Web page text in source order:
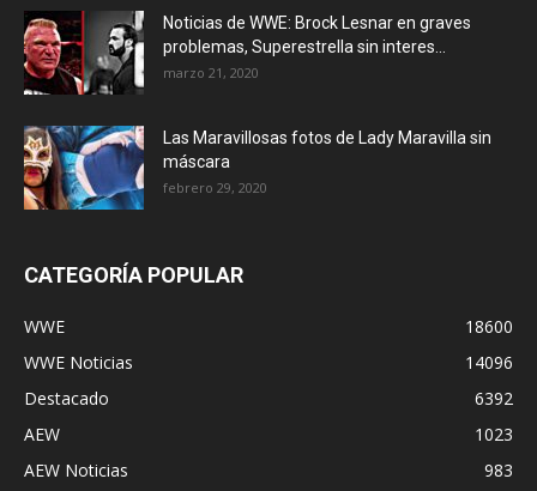
Noticias de WWE: Brock Lesnar en graves
problemas, Superestrella sin interes...
marzo 21, 2020
Las Maravillosas fotos de Lady Maravilla sin
máscara
febrero 29, 2020
CATEGORÍA POPULAR
WWE
18600
WWE Noticias
14096
Destacado
6392
AEW
1023
AEW Noticias
983